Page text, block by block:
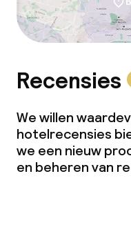
Recensies
We willen
hotelrecensies
we een nieuw
en beheren van